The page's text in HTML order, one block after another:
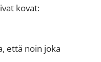
kovat:
että noin joka